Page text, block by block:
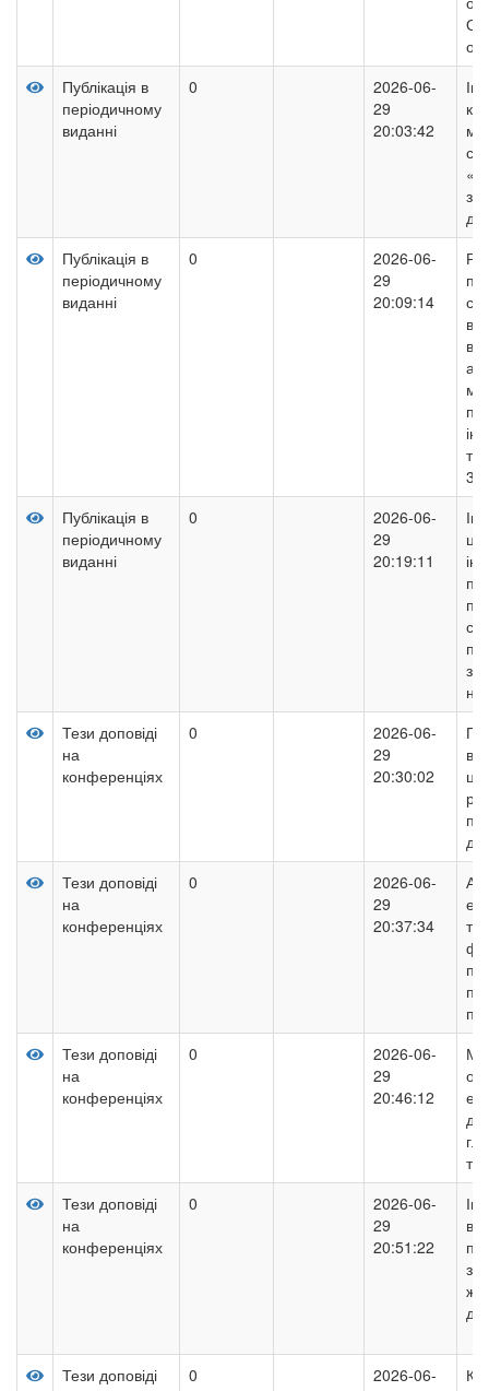
Публікація в
періодичному
виданні
0
2026-06-
29
20:03:42
з
Публікація в
періодичному
виданні
0
2026-06-
29
20:09:14
Публікація в
періодичному
виданні
0
2026-06-
29
20:19:11
Тези доповіді
на
конференціях
0
2026-06-
29
20:30:02
Тези доповіді
на
конференціях
0
2026-06-
29
20:37:34
Тези доповіді
на
конференціях
0
2026-06-
29
20:46:12
Тези доповіді
на
конференціях
0
2026-06-
29
20:51:22
Тези доповіді
0
2026-06-